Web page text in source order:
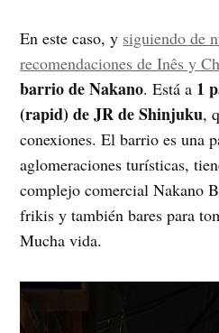
En este caso, y siguiendo de
recomendaciones de Inês y
barrio de Nakano. Está a 1
(rapid) de JR de Shinjuku,
conexiones. El barrio es una
aglomeraciones turísticas,
complejo comercial Nakano
frikis y también bares para
Mucha vida.